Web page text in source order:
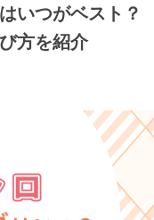
いつがベスト？
方を紹介